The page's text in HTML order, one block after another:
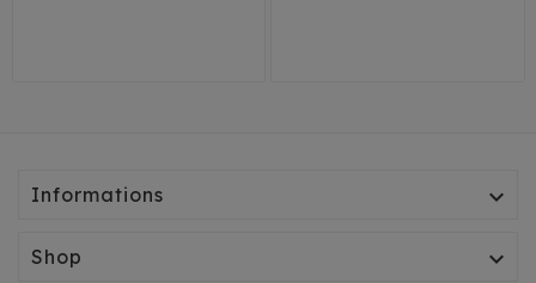
Informations 
Shop 